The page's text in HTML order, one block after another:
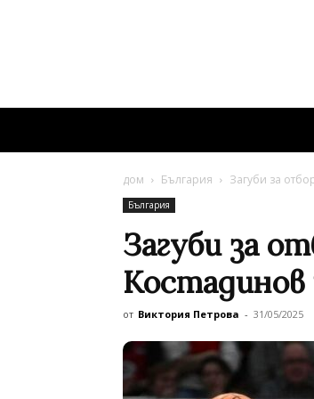
дом България Загуби за
България
Загуби за
от Виктория Петрова - 31/05/2025